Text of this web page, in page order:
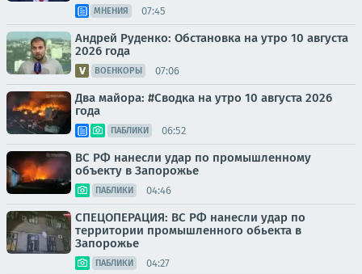
МНЕНИЯ 07:45
Андрей Руденко: Обстановка на утро 10 августа
2026 года
ВОЕНКОРЫ 07:06
Два майора: #Сводка на утро 10 августа 2026
года
ПАБЛИКИ 06:52
ВС РФ нанесли удар по промышленному
объекту в Запорожье
ПАБЛИКИ 04:46
СПЕЦОПЕРАЦИЯ: ВС РФ нанесли удар по
территории промышленного обьекта в
Запорожье
ПАБЛИКИ 04:27